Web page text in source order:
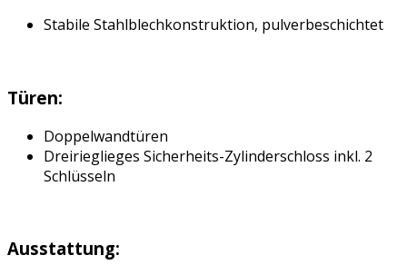
Stabile Stahlblechkonstruktion, pulverbeschichtet
Türen:
Doppelwandtüren
Dreirieglieges Sicherheits-Zylinderschloss inkl. 2
Schlüsseln
Ausstattung: